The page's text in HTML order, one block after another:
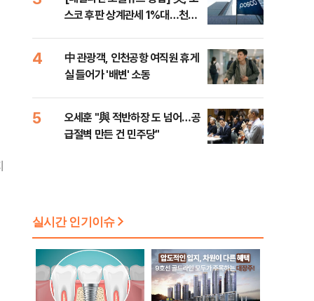
스코 후판 상계관세 1%대…천하
'입소'
4
中 관광객, 인천공항 여직원 휴게
실 들어가 '배변' 소동
5
오세훈 "與 적반하장 도 넘어…공
급절벽 만든 건 민주당"